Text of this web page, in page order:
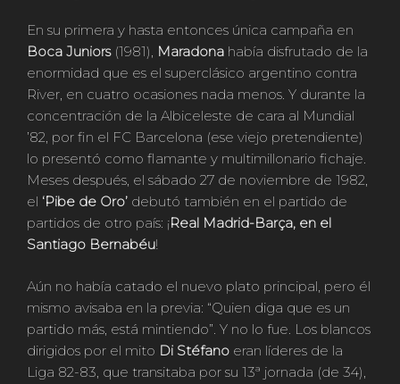
En su primera y hasta entonces única campaña en
Boca Juniors(1981), Maradona había disfrutado de la
enormidad que es el superclásico argentino contra
River, en cuatro ocasiones nada menos. Y durante la
concentración de la Albiceleste de cara al Mundial
’82, por fin el FC Barcelona (ese viejo pretendiente)
lo presentó como flamante y multimillonario fichaje.
Meses después, el sábado 27 de noviembre de 1982,
el ‘Pibe de Oro’ debutó también en el partido de
partidos de otro país: ¡Real Madrid-Barça, en el
Santiago Bernabéu!
Aún no había catado el nuevo plato principal, pero él
mismo avisaba en la previa: “Quien diga que es un
partido más, está mintiendo”. Y no lo fue. Los blancos
dirigidos por el mito Di Stéfano eran líderes de la
Liga 82-83, que transitaba por su 13ª jornada (de 34),